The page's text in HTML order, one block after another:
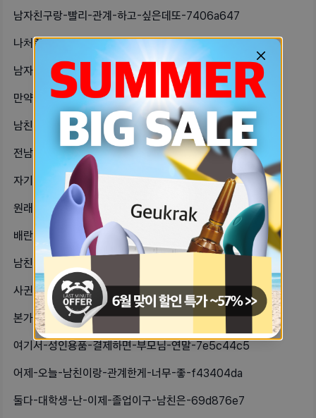
남자친구랑-빨리-관계-하고-싶은데또-7406a647
나처럼-연애-오랫동안-안-한-사람-또-77b46f0a
남자한테-핑크꽃선물은-좀그런가-ce0acfda
만약에-성병검사했다가-균-나오고애인이-8a5c78e4
남친이-내-브라사이즈-한번에-맞췄는데-d1840456
전남친한테서-가스라이팅-폭언-막말-너-6390ee2b
자기들생리전후로-하고싶어-미춰버리겠단-e9bdb7b5
원래-섹스하고나서-밑에-좀-아파지금-86641916
배란냉-개오랜만에-봤다-오늘드디어-생-c28c844d
남친이랑-이제-600일-정도-됐어-근-fc114680
사귄지-얼마-안-된-남친이-커플인걸-f75184ab
본가-사는-자기들은-자위-얼마나-자주-eb22b7a8
여기서-성인용품-결제하면-부모님-연말-7e5c44c5
어제-오늘-남친이랑-관계한게-너무-좋-f43404da
둘다-대학생-난-이제-졸업이구-남친은-69d876e7